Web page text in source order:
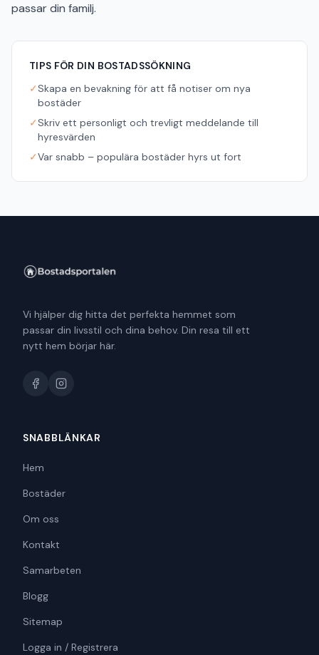
passar din familj.
TIPS FÖR DIN BOSTADSSÖKNING
✓Skapa en bevakning för att få notiser om nya
bostäder
✓Skriv ett personligt och trevligt meddelande till
hyresvärden
✓Var snabb – populära bostäder hyrs ut fort
Vi hjälper dig hitta det perfekta hemmet som
passar din livsstil och dina behov. Din resa till ett
nytt hem börjar här.
SNABBLÄNKAR
Hem
Bostäder
Om oss
Kontakt
Samarbeten
Blogg
Sitemap
Logga in / Registrera